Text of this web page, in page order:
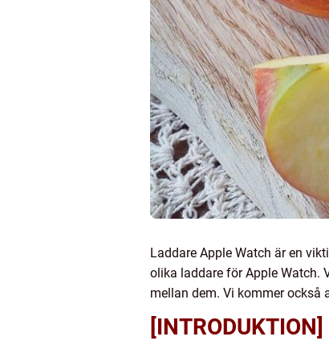
Laddare Apple Watch är en
olika laddare för Apple Watch.
mellan dem. Vi kommer också
[INTRODUKTION]